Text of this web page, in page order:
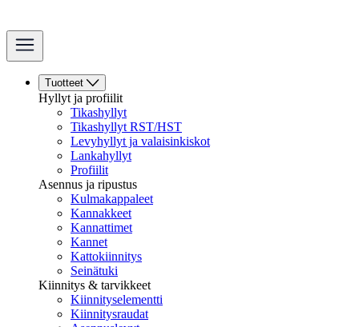
Tuotteet
Hyllyt ja profiilit
Tikashyllyt
Tikashyllyt RST/HST
Levyhyllyt ja valaisinkiskot
Lankahyllyt
Profiilit
Asennus ja ripustus
Kulmakappaleet
Kannakkeet
Kannattimet
Kannet
Kattokiinnitys
Seinätuki
Kiinnitys & tarvikkeet
Kiinnityselementti
Kiinnitysraudat